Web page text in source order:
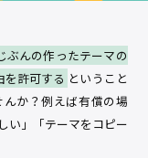
ぶんの作ったテーマの
許可する ということ
か？例えば有償の場
い」「テーマをコピー